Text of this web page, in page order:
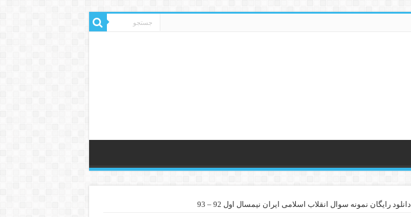
دانلود رایگان نمونه سوال انقلاب اسلامی ایران نیمسال اول 92 – 93